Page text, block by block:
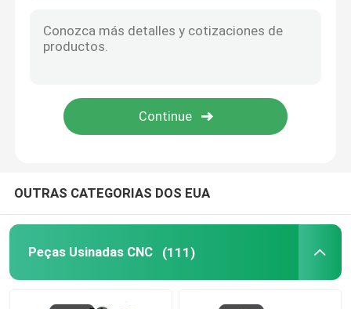
Serviços de moldagem por injeção
OUTRAS CATEGORIAS DOS EUA
Peças Usinadas CNC (111)